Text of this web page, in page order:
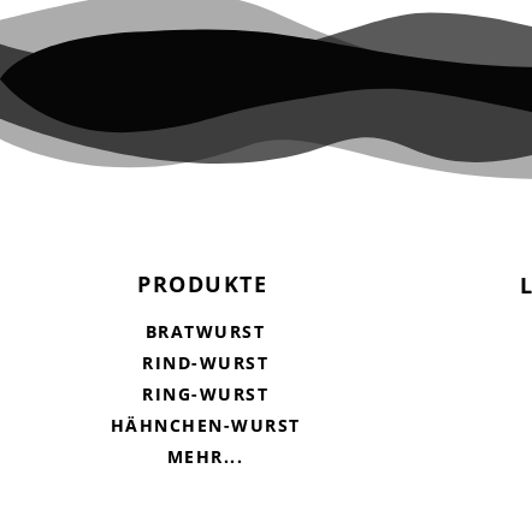
PRODUKTE
BRATWURST
RIND-WURST
RING-WURST
HÄHNCHEN-WURST
MEHR...